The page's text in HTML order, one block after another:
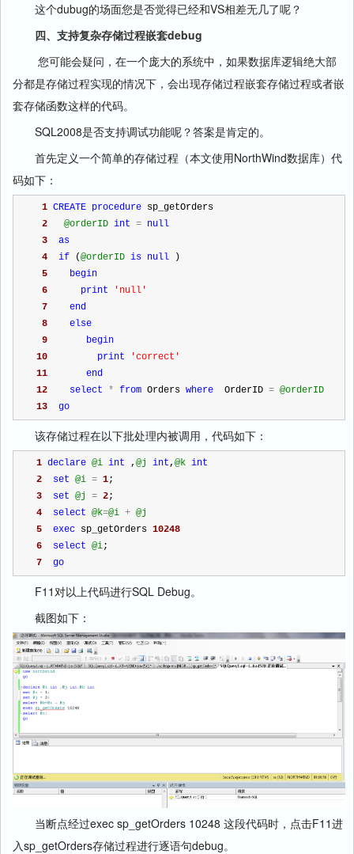
这个dubug的场面您是否觉得已经和VS相差无几了呢？
四、支持复杂存储过程嵌套debug
您可能会疑问，在一个庞大的系统中，如果数据库逻辑绝大部
分都是存储过程实现的情况下，会出现存储过程嵌套存储过程或者嵌
套存储函数这样的代码。
SQL2008是否支持调试功能呢？答案是肯定的。
首先定义一个简单的存储过程（本文使用NorthWind数据库）代
码如下：
1 CREATE procedure sp_getOrders
2
@orderID int = null
3
as
4
if (@orderID is null )
5
begin
6
print ' null '
7
end
8
else
9
begin
10
print 'correct '
11
end
12
select * from Orders where
  OrderID
= @orderID
13
go
该存储过程在以下批处理内被调用，代码如下：
1 declare @i int , @j int , @k int
2
set @i = 1;
3
set @j = 2;
4
select @k=@i + @j
5
exec sp_getOrders 10248
6
select @i;
7
go
F11对以上代码进行SQL Debug。
截图如下：
当断点经过exec sp_getOrders 10248 这段代码时，点击F11进
入sp_getOrders存储过程进行逐语句debug。